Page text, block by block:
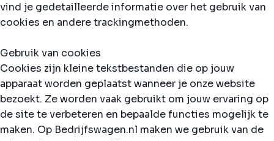
vind je gedetailleerde informatie over het gebruik van
cookies en andere trackingmethoden.
Gebruik van cookies
Cookies zijn kleine tekstbestanden die op jouw
apparaat worden geplaatst wanneer je onze website
bezoekt. Ze worden vaak gebruikt om jouw ervaring op
de site te verbeteren en bepaalde functies mogelijk te
maken. Op Bedrijfswagen.nl maken we gebruik van de